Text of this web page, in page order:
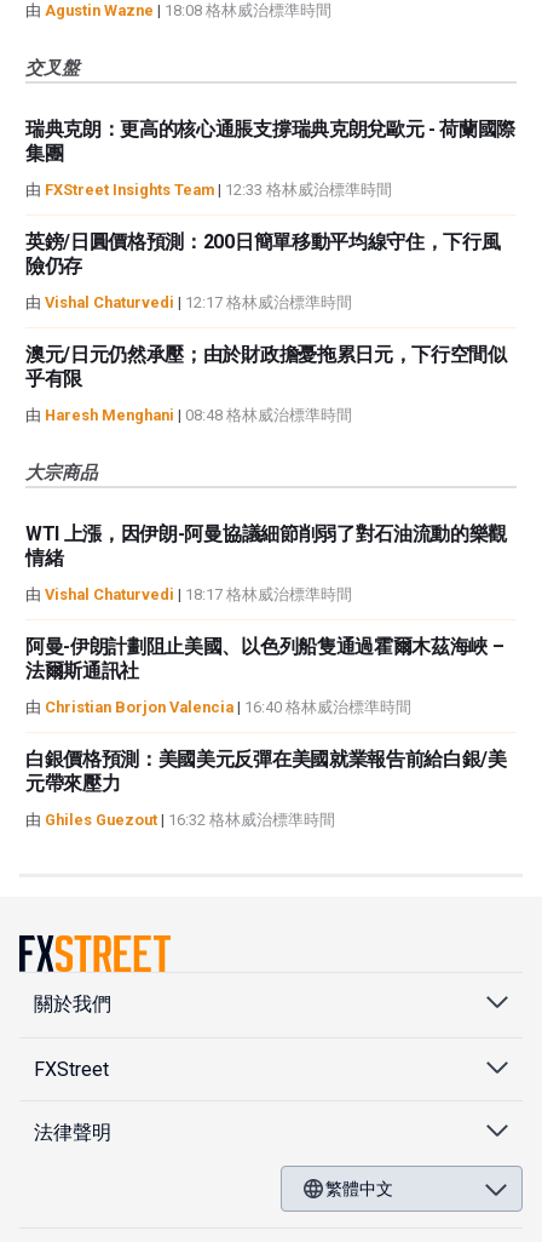
由 Agustin Wazne | 18:08 格林威治標準時間
交叉盤
瑞典克朗：更高的核心通脹支撐瑞典克朗兌歐元 - 荷蘭國際
集團
由 FXStreet Insights Team | 12:33 格林威治標準時間
英鎊/日圓價格預測：200日簡單移動平均線守住，下行風
險仍存
由 Vishal Chaturvedi | 12:17 格林威治標準時間
澳元/日元仍然承壓；由於財政擔憂拖累日元，下行空間似
乎有限
由 Haresh Menghani | 08:48 格林威治標準時間
大宗商品
WTI 上漲，因伊朗-阿曼協議細節削弱了對石油流動的樂觀
情緒
由 Vishal Chaturvedi | 18:17 格林威治標準時間
阿曼-伊朗計劃阻止美國、以色列船隻通過霍爾木茲海峽 –
法爾斯通訊社
由 Christian Borjon Valencia | 16:40 格林威治標準時間
白銀價格預測：美國美元反彈在美國就業報告前給白銀/美
元帶來壓力
由 Ghiles Guezout | 16:32 格林威治標準時間
關於我們
FXStreet
法律聲明
繁體中文